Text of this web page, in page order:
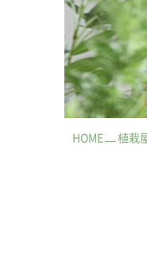
HOME 植栽